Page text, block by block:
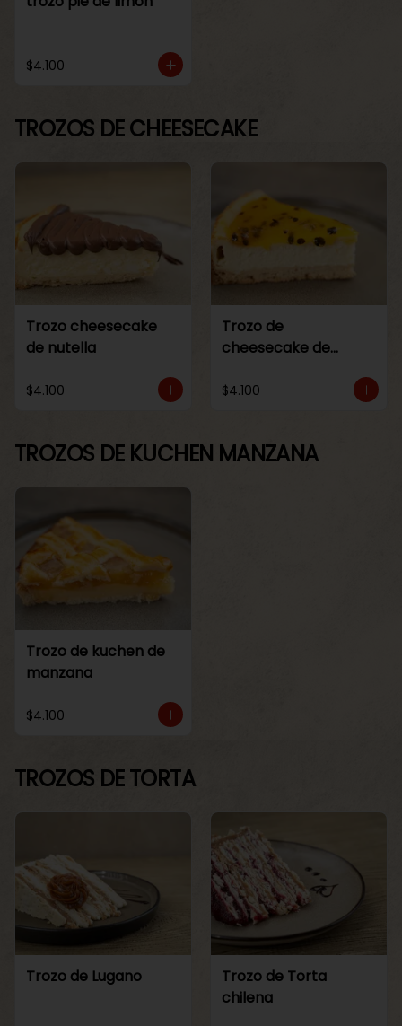
$4.100
TROZOS DE CHEESECAKE
Trozo cheesecake
de nutella
$4.100
Trozo de
cheesecake de
$4.100
TROZOS DE KUCHEN MANZANA
Trozo de kuchen de
manzana
$4.100
TROZOS DE TORTA
Trozo de Lugano
Trozo de Torta
chilena